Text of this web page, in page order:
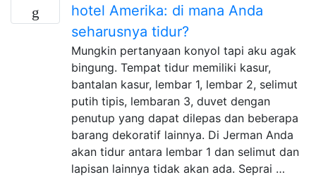
hotel Amerika: di mana Anda
seharusnya tidur?
Mungkin pertanyaan konyol tapi aku agak
bingung. Tempat tidur memiliki kasur,
bantalan kasur, lembar 1, lembar 2, selimut
putih tipis, lembaran 3, duvet dengan
penutup yang dapat dilepas dan beberapa
barang dekoratif lainnya. Di Jerman Anda
akan tidur antara lembar 1 dan selimut dan
lapisan lainnya tidak akan ada. Seprai …